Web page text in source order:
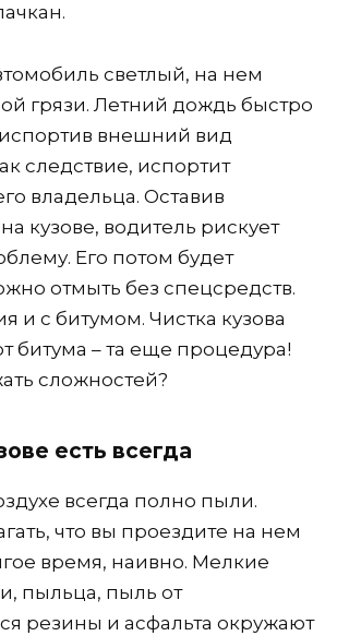
светлый, на нем
грязи. Летний дождь быстро
испортив внешний вид
следствие, испортит
владельца. Оставив
кузове, водитель рискует
Его потом будет
отмыть без спецсредств.
и с битумом. Чистка кузова
битума – та еще процедура!
сложностей?
есть всегда
всегда полно пыли.
что вы проездите на нем
время, наивно. Мелкие
пыльца, пыль от
резины и асфальта окружают